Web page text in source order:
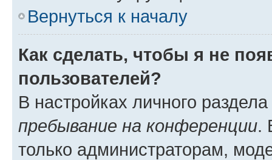
Вернуться к началу
Как сделать, чтобы я не
пользователей?
В настройках личного
пребывание на конференции.
только администраторам,